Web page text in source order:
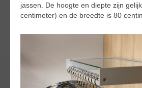
jassen. De hoogte en diepte zijn
centimeter) en de breedte is 80